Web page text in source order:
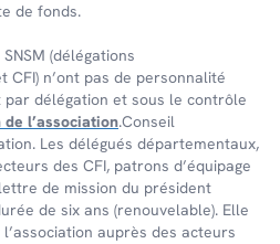
de fonds.
(délégations
n’ont pas de personnalité
délégation et sous le contrôle
l’association.Conseil
Les délégués départementaux,
des CFI, patrons d’équipage
de mission du président
de six ans (renouvelable). Elle
auprès des acteurs